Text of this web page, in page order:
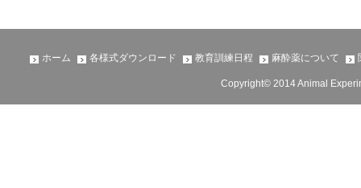
ホーム 各様式ダウンロード 教育訓練日程 麻酔薬について
Copyright© 2014 Animal